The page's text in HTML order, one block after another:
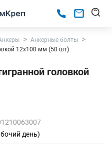
Анкерные болты
12х100 мм (50 шт)
головкой
день)